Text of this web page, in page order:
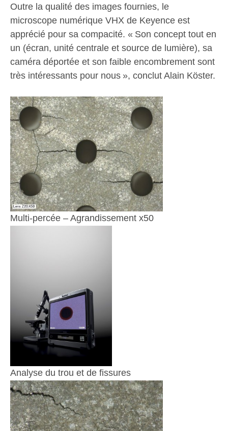
Outre la qualité des images fournies, le
microscope numérique VHX de Keyence est
apprécié pour sa compacité. « Son concept tout en
un (écran, unité centrale et source de lumière), sa
caméra déportée et son faible encombrement sont
très intéressants pour nous », conclut Alain Köster.
Multi-percée – Agrandissement x50
Analyse du trou et de fissures